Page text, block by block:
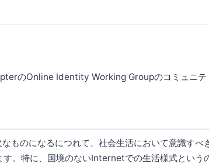
のOnline Identity Working Groupのコミュニ
ものになるにつれて、社会生活において意識すべ
す。特に、国境のないInternetでの生活様式という